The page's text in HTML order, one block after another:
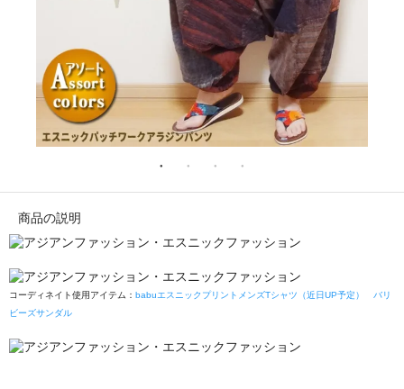
商品の説明
コーディネイト使用アイテム： babuエスニックプリントメンズTシャツ（近日UP予定）
バリ
ビーズサンダル